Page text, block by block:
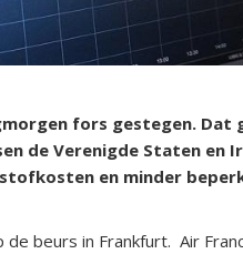
fors gestegen. Dat
de Verenigde Staten en
en minder
beurs in Frankfurt. Air